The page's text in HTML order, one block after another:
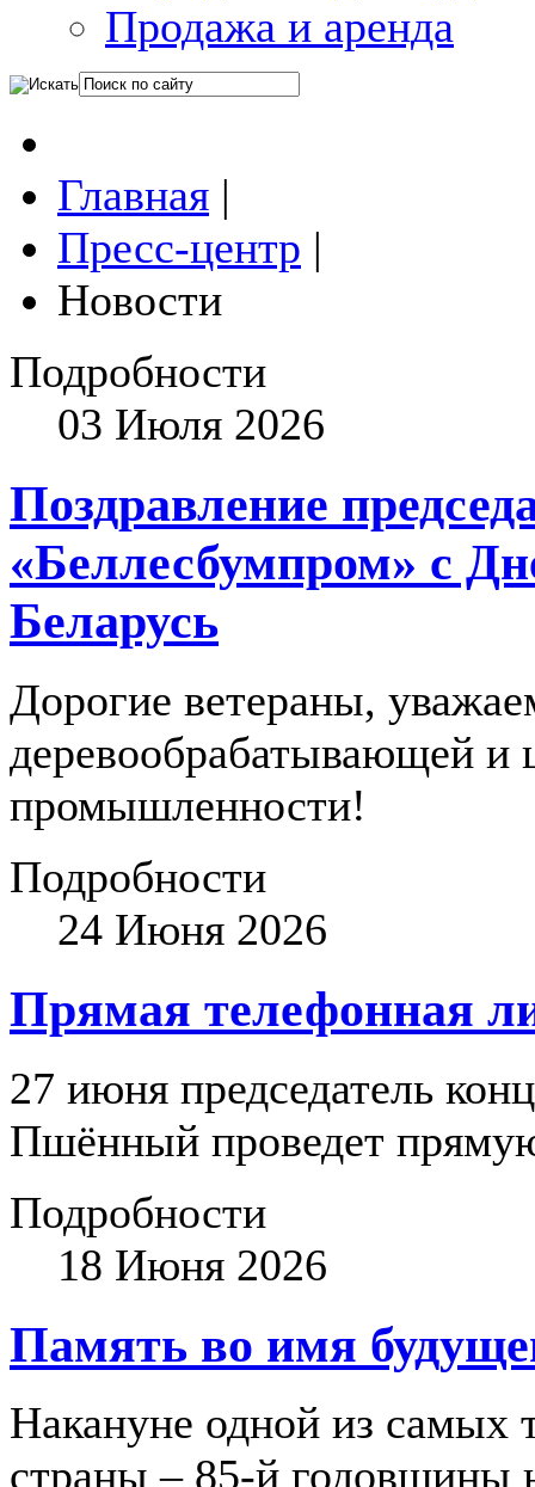
Продажа и аренда
Главная |
Пресс-центр |
Новости
Подробности
03 Июля 2026
Поздравление
«Беллесбумпром» с
Беларусь
Дорогие ветераны,
деревообрабатывающей и
промышленности!
Подробности
24 Июня 2026
Прямая телефонная
27 июня председатель
Пшённый проведет
Подробности
18 Июня 2026
Память во имя
Накануне одной из самых
страны – 85-й годовщины